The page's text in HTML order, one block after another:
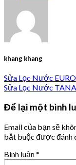
khang khang
Sửa Lọc Nước
Sửa Lọc Nước
Để lại một bình
Email của bạn sẽ
bắt buộc được đánh
Bình luận*